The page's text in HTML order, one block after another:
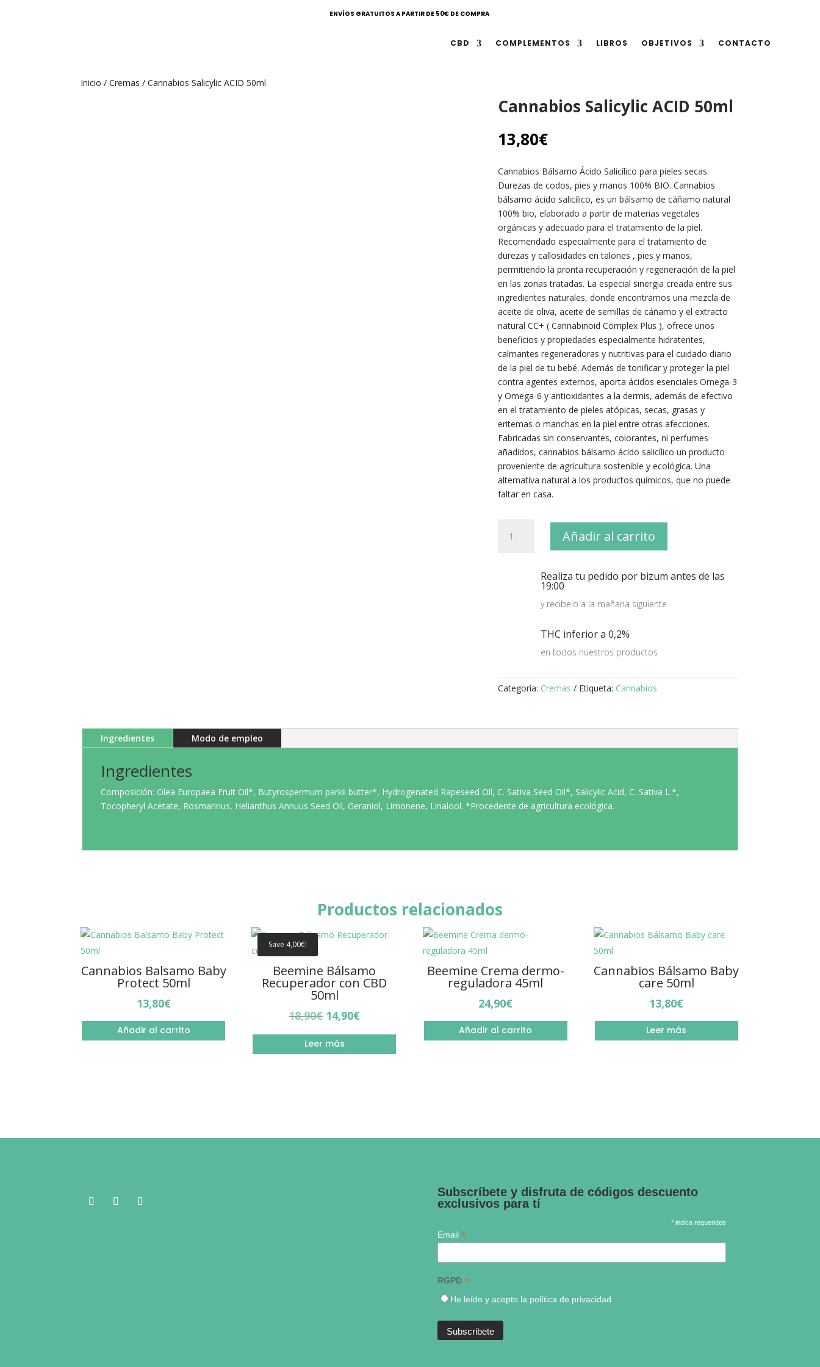
ENVÍOS GRATUITOS A PARTIR DE 50€ DE COMPRA
CBD COMPLEMENTOS LIBROS OBJETIVOS CONTACTO
Inicio / Cremas / Cannabios Salicylic ACID 50ml
Cannabios Salicylic ACID 50ml
13,80€
Cannabios Bálsamo Ácido Salicílico para pieles secas.
Durezas de codos, pies y manos 100% BIO. Cannabios
bálsamo ácido salicílico, es un bálsamo de cáñamo natural
100% bio, elaborado a partir de materias vegetales
orgánicas y adecuado para el tratamiento de la piel.
Recomendado especialmente para el tratamiento de
durezas y callosidades en talones , pies y manos,
permitiendo la pronta recuperación y regeneración de la piel
en las zonas tratadas. La especial sinergia creada entre sus
ingredientes naturales, donde encontramos una mezcla de
aceite de oliva, aceite de semillas de cáñamo y el extracto
natural CC+ ( Cannabinoid Complex Plus ), ofrece unos
beneficios y propiedades especialmente hidratentes,
calmantes regeneradoras y nutritivas para el cuidado diario
de la piel de tu bebé. Además de tonificar y proteger la piel
contra agentes externos, aporta ácidos esenciales Omega-3
y Omega-6 y antioxidantes a la dermis, además de efectivo
en el tratamiento de pieles atópicas, secas, grasas y
eritemas o manchas en la piel entre otras afecciones.
Fabricadas sin conservantes, colorantes, ni perfumes
añadidos, cannabios bálsamo ácido salicílico un producto
proveniente de agricultura sostenible y ecológica. Una
alternativa natural a los productos químicos, que no puede
faltar en casa.
Salicylic
Añadir al carrito
Realiza tu pedido por bizum antes de las
19:00
y recibelo a la mañana siguiente.
THC inferior a 0,2%
en todos nuestros productos
Categoría: Cremas Etiqueta: Cannabios
Ingredientes Modo de empleo
Ingredientes
Composición: Olea Europaea Fruit Oil*, Butyrospermum parkii butter*, Hydrogenated Rapeseed Oil, C. Sativa Seed Oil*, Salicylic Acid, C. Sativa L.*,
Tocopheryl Acetate, Rosmarinus, Helianthus Annuus Seed Oil, Geraniol, Limonene, Linalool. *Procedente de agricultura ecológica.
Productos relacionados
Cannabios Balsamo Baby
Protect 50ml
13,80€
Añadir al carrito
Save 4,00€!
Beemine Bálsamo
Recuperador con CBD
50ml
18,90€ El
precio
original
14,90€El
precio
Leer más
Beemine Crema dermo-
reguladora 45ml
24,90€
Añadir al carrito
Cannabios Bálsamo Baby
care 50ml
13,80€
Leer más
Subscríbete y disfruta de códigos descuento
exclusivos para tí
* indica requeridos
Email *
RGPD *
He leído y acepto la política de privacidad